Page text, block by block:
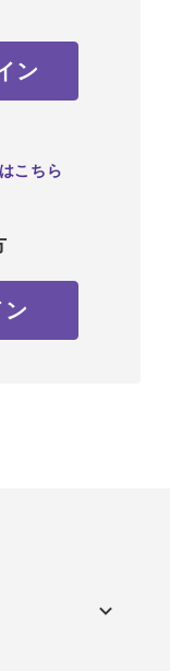
ン
こちら